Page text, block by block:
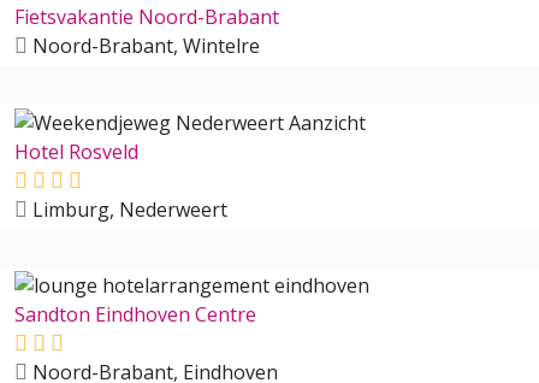
Fietsvakantie Noord-Brabant
Noord-Brabant, Wintelre
Hotel Rosveld
Limburg, Nederweert
Sandton Eindhoven Centre
Noord-Brabant, Eindhoven